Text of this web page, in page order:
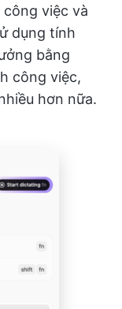
việc và
dụng tính
bằng
công việc,
hơn nữa.